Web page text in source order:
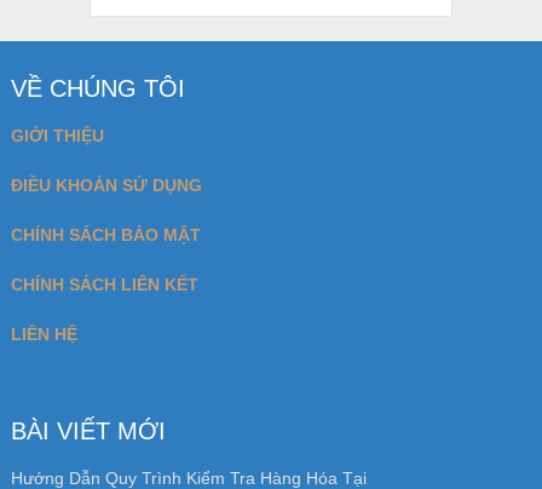
VỀ CHÚNG TÔI
GIỚI THIỆU
ĐIỀU KHOẢN SỬ DỤNG
CHÍNH SÁCH BẢO MẬT
CHÍNH SÁCH LIÊN KẾT
LIÊN HỆ
BÀI VIẾT MỚI
Hướng Dẫn Quy Trình Kiểm Tra Hàng Hóa Tại